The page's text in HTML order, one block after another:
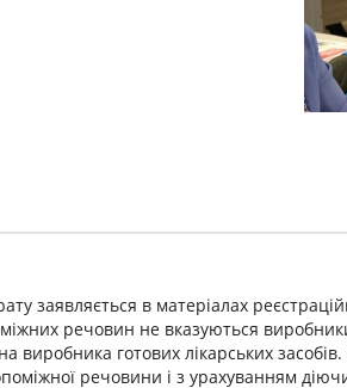
заявляється в матеріалах
речовин не вказуються
виробника готових лікарських
речовини і з урахуванням